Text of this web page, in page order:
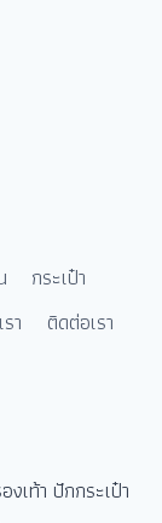
กระเป๋า
า ติดต่อเรา
เท้า ปักกระเป๋า